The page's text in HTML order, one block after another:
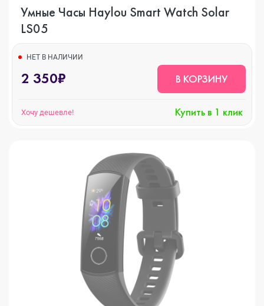
Умные Часы Haylou Smart Watch Solar
LS05
НЕТ В НАЛИЧИИ
2 350₽ В КОРЗИНУ
Хочу дешевле! Купить в 1 клик